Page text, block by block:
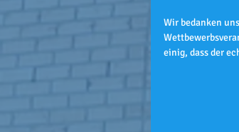
Wir bedanken
einig, dass der